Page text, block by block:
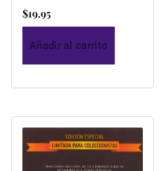
$19.95
Añadir al carrito